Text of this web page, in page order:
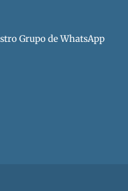
Grupo de WhatsApp